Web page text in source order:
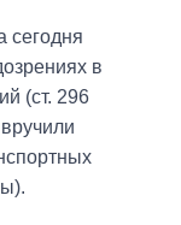
сегодня
в
(ст. 296